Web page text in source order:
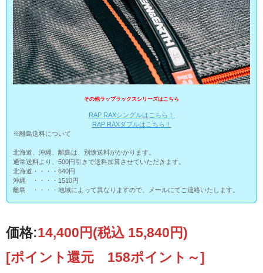
その他ラップラックスシリーズはこちら
RAP RAXシングルはこちら！
RAP RAXダブルはこちら！
※離島送料について
北海道、沖縄、離島は、別途送料がかかります。
通常送料より、500円引きで送料加算させていただきます。
北海道・・・・640円
沖縄 ・・・・1510円
離島 ・・・・地域によって異なりますので、メールにてご連絡いたします。
価格:14,400円(税込 15,840円)
[ポイント還元 158ポイント～]